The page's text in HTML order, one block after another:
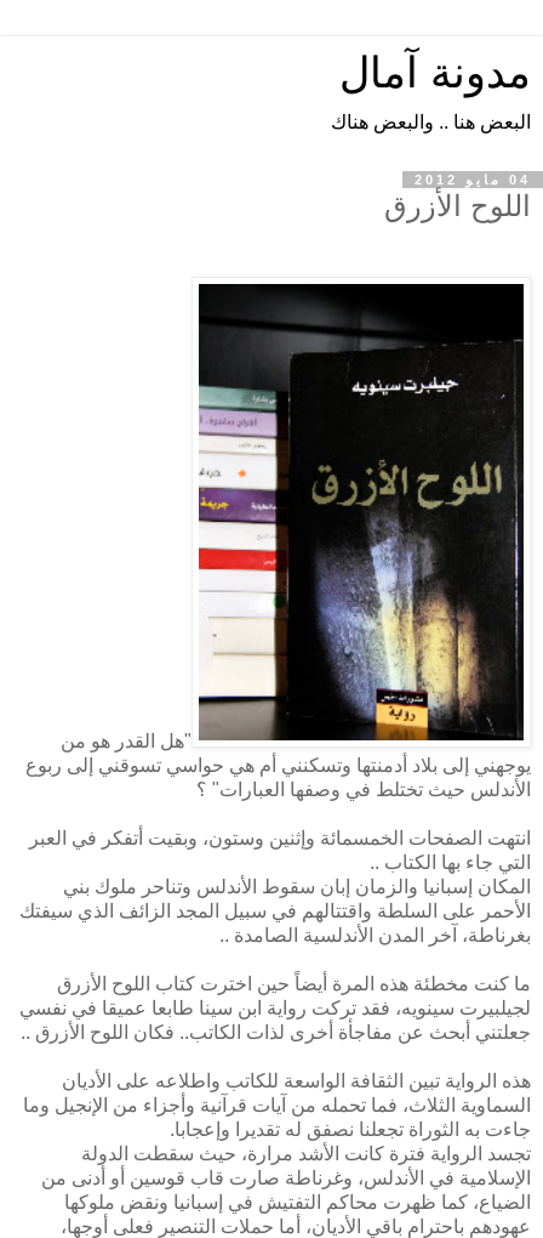
مدونة آمال
البعض هنا .. والبعض هناك
04 مايو 2012
اللوح الأزرق
"هل القدر هو من
يوجهني إلى بلاد أدمنتها وتسكنني أم هي حواسي تسوقني إلى ربوع
الأندلس حيث تختلط في وصفها العبارات" ؟
انتهت الصفحات الخمسمائة وإثنين وستون، وبقيت أتفكر في العبر
التي جاء بها الكتاب ..
المكان إسبانيا والزمان إبان سقوط الأندلس وتناحر ملوك بني
الأحمر على السلطة واقتتالهم في سبيل المجد الزائف الذي سيفتك
بغرناطة، آخر المدن الأندلسية الصامدة ..
ما كنت مخطئة هذه المرة أيضاً حين اخترت كتاب اللوح الأزرق
لجيلبيرت سينويه، فقد تركت رواية ابن سينا طابعا عميقا في نفسي
جعلتني أبحث عن مفاجأة أخرى لذات الكاتب.. فكان اللوح الأزرق ..
هذه الرواية تبين الثقافة الواسعة للكاتب واطلاعه على الأديان
السماوية الثلاث، فما تحمله من آيات قرآنية وأجزاء من الإنجيل وما
جاءت به الثوراة تجعلنا نصفق له تقديرا وإعجابا.
تجسد الرواية فترة كانت الأشد مرارة، حيث سقطت الدولة
الإسلامية في الأندلس، وغرناطة صارت قاب قوسين أو أدنى من
الضياع، كما ظهرت محاكم التفتيش في إسبانيا ونقض ملوكها
عهودهم باحترام باقي الأديان، أما حملات التنصير فعلى أوجها،